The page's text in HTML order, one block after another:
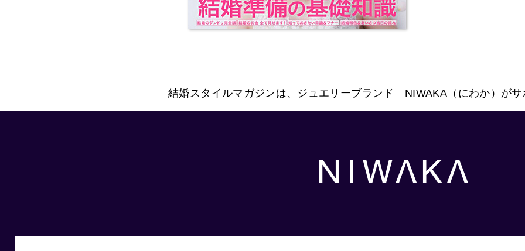
結婚スタイルマガジンは、ジュエリーブランド NIWAKA（にわか）がサ